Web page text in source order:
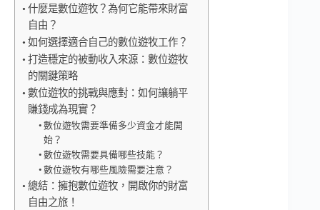
什麼是數位遊牧？為何它能帶來財富
自由？
如何選擇適合自己的數位遊牧工作？
打造穩定的被動收入來源：數位遊牧
的關鍵策略
數位遊牧的挑戰與應對：如何讓躺平
賺錢成為現實？
數位遊牧需要準備多少資金才能開
始？
數位遊牧需要具備哪些技能？
數位遊牧有哪些風險需要注意？
總結：擁抱數位遊牧，開啟你的財富
自由之旅！